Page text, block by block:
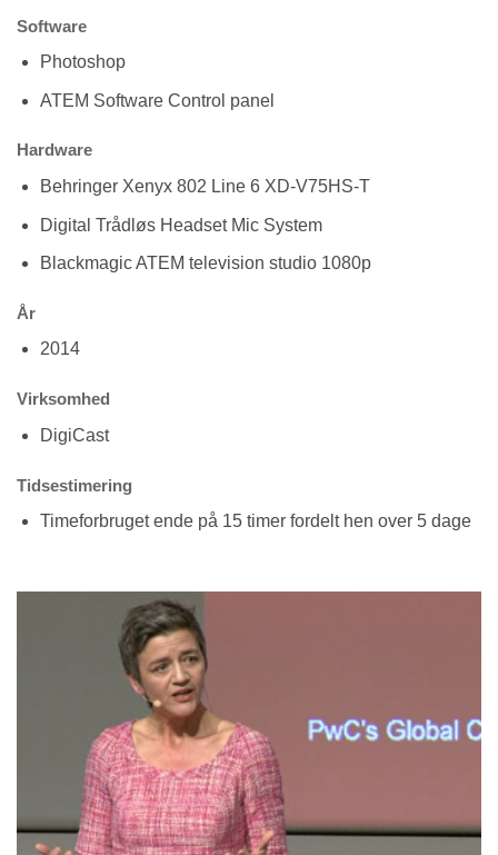
Software
Photoshop
ATEM Software Control panel
Hardware
Behringer Xenyx 802 Line 6 XD-V75HS-T
Digital Trådløs Headset Mic System
Blackmagic ATEM television studio 1080p
År
2014
Virksomhed
DigiCast
Tidsestimering
Timeforbruget ende på 15 timer fordelt hen over 5 dage